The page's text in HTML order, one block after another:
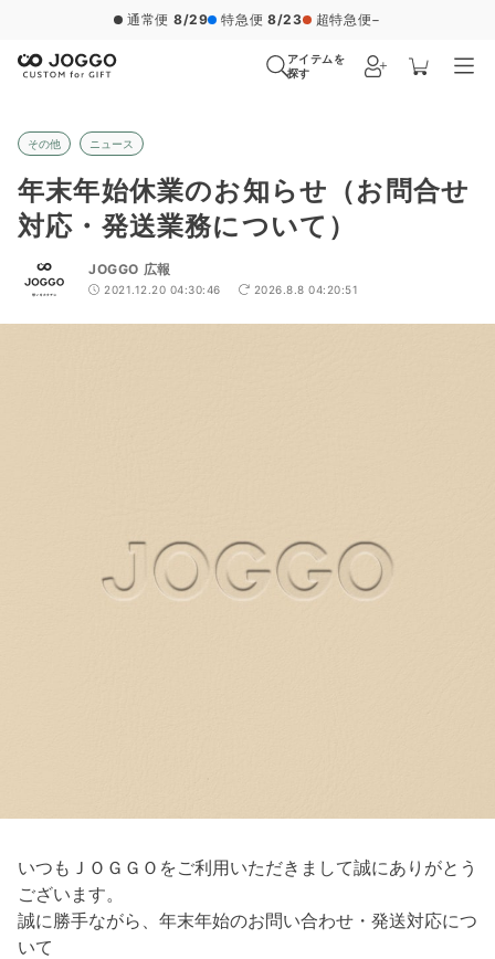
通常便 8/29 特急便 8/23 超特急便−
アイテムを
探す
その他 ニュース
年末年始休業のお知らせ（お問合せ
対応・発送業務について）
JOGGO 広報
2021.12.20 04:30:46 2026.8.8 04:20:51
いつもＪＯＧＧＯをご利用いただきまして誠にありがとう
ございます。
誠に勝手ながら、年末年始のお問い合わせ・発送対応につ
いて